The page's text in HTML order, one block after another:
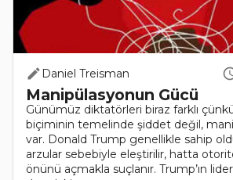
Daniel Treisman
Manipülasyonun Gücü
Günümüz diktatörleri biraz farklı
biçiminin temelinde şiddet değil,
var. Donald Trump genellikle sahip
arzular sebebiyle eleştirilir, hatta
önünü açmakla suçlanır. Trump’ın